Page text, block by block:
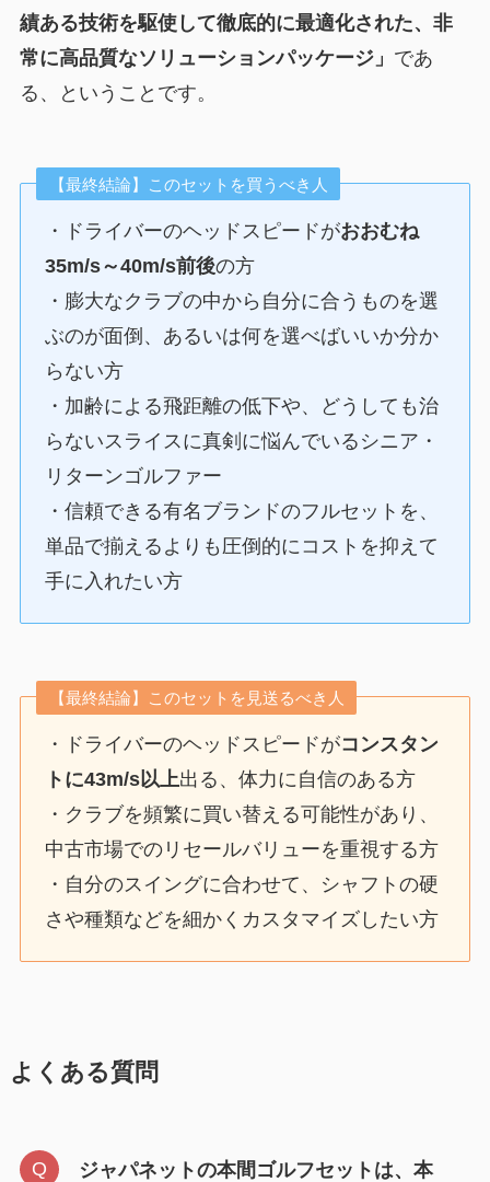
績ある技術を駆使して徹底的に最適化された、非
常に高品質なソリューションパッケージ」 であ
る、ということです。
【最終結論】このセットを買うべき人
・ドライバーのヘッドスピードがおおむね
35m/s～40m/s前後の方
・膨大なクラブの中から自分に合うものを選
ぶのが面倒、あるいは何を選べばいいか分か
らない方
・加齢による飛距離の低下や、どうしても治
らないスライスに真剣に悩んでいるシニア・
リターンゴルファー
・信頼できる有名ブランドのフルセットを、
単品で揃えるよりも圧倒的にコストを抑えて
手に入れたい方
【最終結論】このセットを見送るべき人
・ドライバーのヘッドスピードがコンスタン
トに43m/s以上出る、体力に自信のある方
・クラブを頻繁に買い替える可能性があり、
中古市場でのリセールバリューを重視する方
・自分のスイングに合わせて、シャフトの硬
さや種類などを細かくカスタマイズしたい方
よくある質問
ジャパネットの本間ゴルフセットは、本